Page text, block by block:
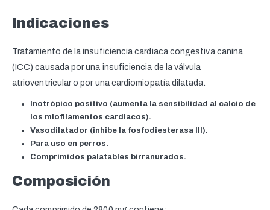
Indicaciones
Tratamiento de la insuficiencia cardiaca congestiva canina
(ICC) causada por una insuficiencia de la válvula
atrioventricular o por una cardiomiopatía dilatada.
Inotrópico positivo (aumenta la sensibilidad al calcio de
los miofilamentos cardiacos).
Vasodilatador (inhibe la fosfodiesterasa III).
Para uso en perros.
Comprimidos palatables birranurados.
Composición